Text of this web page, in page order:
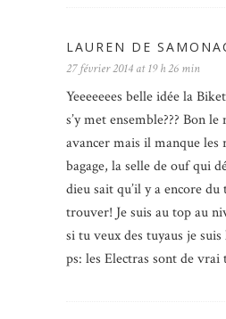
LAUREN DE
27 février 2014 at 19 h 26 min
Yeeeeeees belle idée la
s’y met ensemble??? Bon
avancer mais il manque les
bagage, la selle de ouf qui
dieu sait qu’il y a encore
trouver! Je suis au top au
si tu veux des tuyaus je suis
ps: les Electras sont de vrai